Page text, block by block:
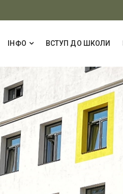
ІНФО ВСТУП ДО ШКОЛИ